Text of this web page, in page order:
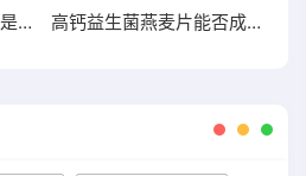
蛋白粉益生菌泡水好还是干吃好两者有何区别 高钙益生菌燕麦片能否成为你增肥的新宠？点击了解